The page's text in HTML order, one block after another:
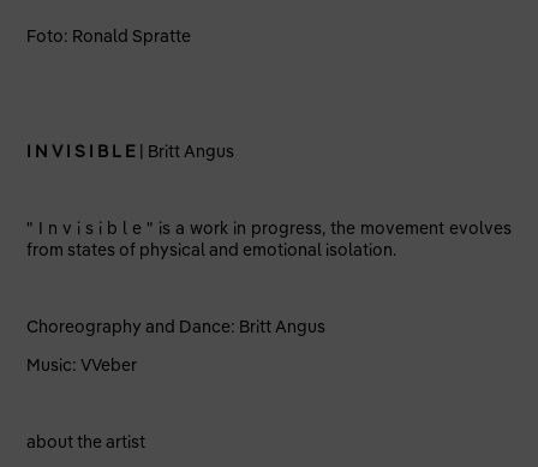
Foto: Ronald Spratte
I N V I S I B L E | Britt Angus
" I n v i s i b l e " is a work in progress, the movement evolves
from states of physical and emotional isolation.
Choreography and Dance: Britt Angus
Music: VVeber
about the artist